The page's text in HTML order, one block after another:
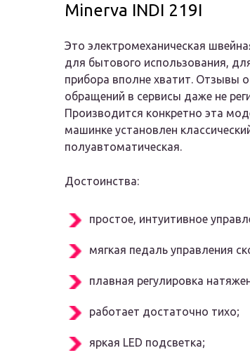
Minerva INDI 219I
Это электромеханическая
для бытового использования,
прибора вполне хватит. Отзывы
обращений в сервисы даже не
Производится конкретно эта
машинке установлен
полуавтоматическая.
Достоинства:
простое, интуитивное
мягкая педаль управления
плавная регулировка
работает достаточно тихо;
яркая LED подсветка;